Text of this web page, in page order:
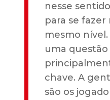
nesse
para se fazer
mesmo
uma
chave. A
são os